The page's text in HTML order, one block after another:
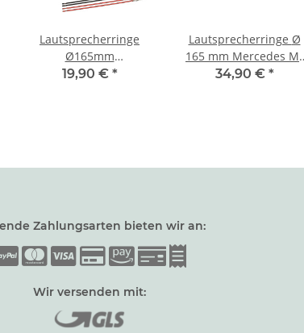
Lautsprecherringe
Ø165mm
BMW/MB/Nissan/Opel/Renault>
19,90 € *
Lautsprecherringe Ø
165 mm Mercedes M-
Klasse > Türe Front
34,90 € *
Zahlungsarten bieten wir an:
Wir versenden mit: